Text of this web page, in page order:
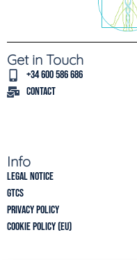
Get in Touch
+34 600 586 686
Contact
Info
Legal Notice
GTCs
Privacy policy
Cookie Policy (EU)